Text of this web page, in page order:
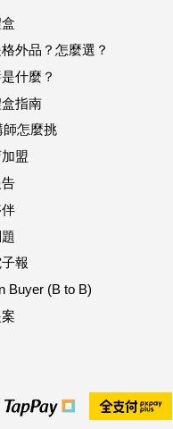
外品？怎麼選？
什麼？
指南
師怎麼挑
盟
報
Buyer (B to B)